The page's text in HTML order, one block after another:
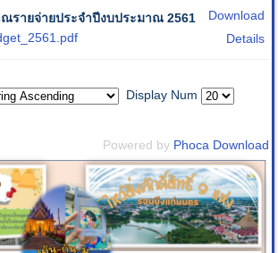
รายจ่ายประจำปีงบประมาณ 2561
Download
Details
Display Num
Powered by Phoca Download